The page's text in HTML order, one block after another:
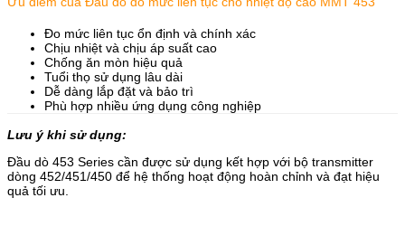
Đo mức liên tục ổn định và chính xác
Chịu nhiệt và chịu áp suất cao
Chống ăn mòn hiệu quả
Tuổi thọ sử dụng lâu dài
Dễ dàng lắp đặt và bảo trì
Phù hợp nhiều ứng dụng công nghiệp
Lưu ý khi sử dụng:
Đầu dò 453 Series cần được sử dụng kết hợp với bộ transmitter
dòng 452/451/450 để hệ thống hoạt động hoàn chỉnh và đạt hiệu
quả tối ưu.